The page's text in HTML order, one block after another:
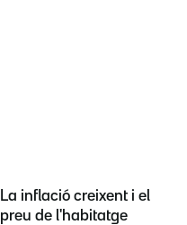
La inflació creixent i el
preu de l'habitatge